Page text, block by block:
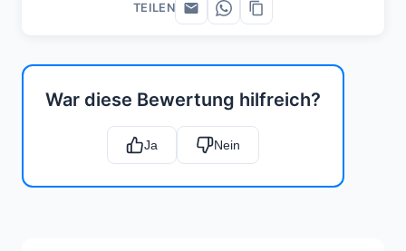
War diese Bewertung hilfreich?
Ja Nein
TEILEN